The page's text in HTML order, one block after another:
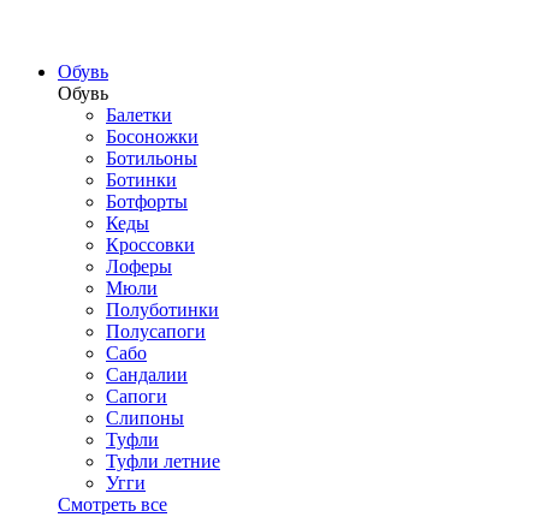
Обувь
Обувь
Балетки
Босоножки
Ботильоны
Ботинки
Ботфорты
Кеды
Кроссовки
Лоферы
Мюли
Полуботинки
Полусапоги
Сабо
Сандалии
Сапоги
Слипоны
Туфли
Туфли летние
Угги
Смотреть все